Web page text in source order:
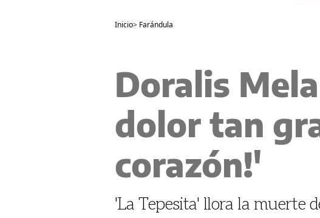
Inicio> Farándula
Doralis
dolor tan
corazón!'
'La Tepesita' llora la muerte